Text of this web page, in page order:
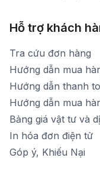
Hỗ trợ khách
Tra cứu đơn hàng
Hướng dẫn mua
Hướng dẫn thanh
Hướng dẫn mua
Bảng giá vật tư và
In hóa đơn điện tử
Góp ý, Khiếu Nại